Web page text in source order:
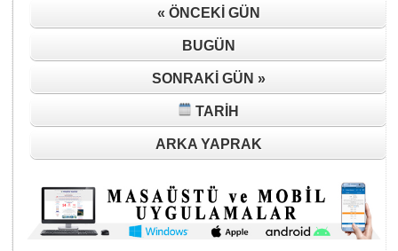
« ÖNCEKI GÜN
BUGÜN
SONRAKI GÜN »
TARIH
ARKA YAPRAK